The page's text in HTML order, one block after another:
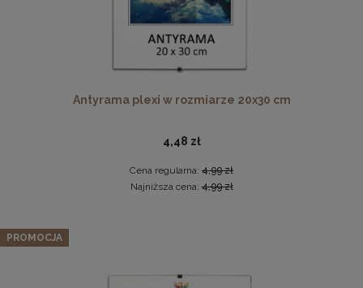
30x40 cm - Golden Florals
15,99 zł
Cena regularna:
Antyrama plexi w rozmiarze 20x30 cm
4,48 zł
Cena regularna: 4,99 zł
Najniższa cena:4,99 zł
PROMOCJA